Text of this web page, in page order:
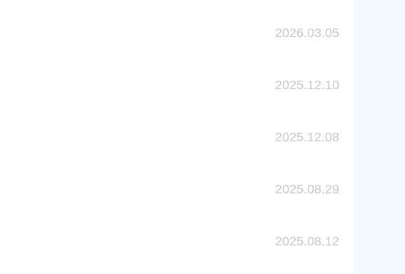
2026.03.05
2025.12.10
2025.12.08
2025.08.29
2025.08.12